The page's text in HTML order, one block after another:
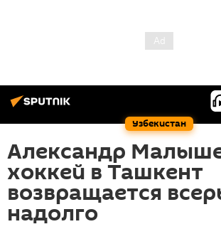
Узбекистан
Александр
хоккей в Ташкент
возвращается
надолго